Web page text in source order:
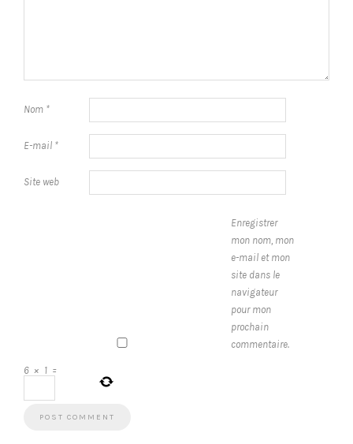
Nom *
E-mail *
Site web
Enregistrer
mon nom, mon
e-mail et mon
site dans le
navigateur
pour mon
prochain
commentaire.
6 × 1 =